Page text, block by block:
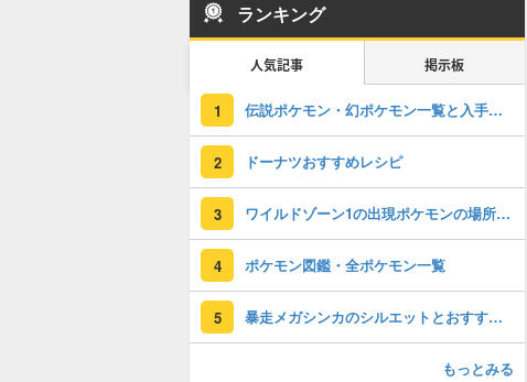
ランキング
人気記事 掲示板
1 伝説ポケモン・幻ポケモン一覧と入手方法
2 ドーナツおすすめレシピ
3 ワイルドゾーン1の出現ポケモンの場所一覧
4 ポケモン図鑑・全ポケモン一覧
5 暴走メガシンカのシルエットとおすすめポケモン
もっとみる